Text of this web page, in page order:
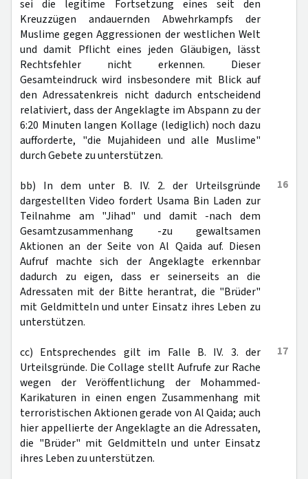
sei die legitime Fortsetzung eines seit den
Kreuzzügen andauernden Abwehrkampfs der
Muslime gegen Aggressionen der westlichen Welt
und damit Pflicht eines jeden Gläubigen, lässt
Rechtsfehler nicht erkennen. Dieser
Gesamteindruck wird insbesondere mit Blick auf
den Adressatenkreis nicht dadurch entscheidend
relativiert, dass der Angeklagte im Abspann zu der
6:20 Minuten langen Kollage (lediglich) noch dazu
aufforderte, "die Mujahideen und alle Muslime"
durch Gebete zu unterstützen.
16
bb) In dem unter B. IV. 2. der Urteilsgründe
dargestellten Video fordert Usama Bin Laden zur
Teilnahme am "Jihad" und damit -nach dem
Gesamtzusammenhang -zu gewaltsamen
Aktionen an der Seite von Al Qaida auf. Diesen
Aufruf machte sich der Angeklagte erkennbar
dadurch zu eigen, dass er seinerseits an die
Adressaten mit der Bitte herantrat, die "Brüder"
mit Geldmitteln und unter Einsatz ihres Leben zu
unterstützen.
17
cc) Entsprechendes gilt im Falle B. IV. 3. der
Urteilsgründe. Die Collage stellt Aufrufe zur Rache
wegen der Veröffentlichung der Mohammed-
Karikaturen in einen engen Zusammenhang mit
terroristischen Aktionen gerade von Al Qaida; auch
hier appellierte der Angeklagte an die Adressaten,
die "Brüder" mit Geldmitteln und unter Einsatz
ihres Leben zu unterstützen.